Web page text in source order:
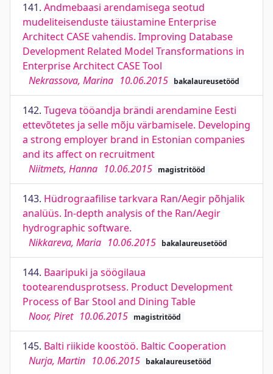
141. Andmebaasi arendamisega seotud
mudeliteisenduste täiustamine Enterprise
Architect CASE vahendis. Improving Database
Development Related Model Transformations in
Enterprise Architect CASE Tool
Nekrassova, Marina 10.06.2015 bakalaureusetööd
142. Tugeva tööandja brändi arendamine Eesti
ettevõtetes ja selle mõju värbamisele. Developing
a strong employer brand in Estonian companies
and its affect on recruitment
Niitmets, Hanna 10.06.2015 magistritööd
143. Hüdrograafilise tarkvara Ran/Aegir põhjalik
analüüs. In-depth analysis of the Ran/Aegir
hydrographic software.
Nikkareva, Maria 10.06.2015 bakalaureusetööd
144. Baaripuki ja söögilaua
tootearendusprotsess. Product Development
Process of Bar Stool and Dining Table
Noor, Piret 10.06.2015 magistritööd
145. Balti riikide koostöö. Baltic Cooperation
Nurja, Martin 10.06.2015 bakalaureusetööd